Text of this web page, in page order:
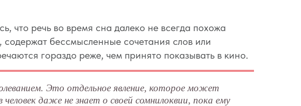
что речь во время сна далеко не всегда похожа
бессмысленные сочетания слов или
гораздо реже, чем принято показывать в кино.
Это отдельное явление, которое может
даже не знает о своей сомнилоквии, пока ему